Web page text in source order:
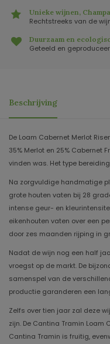
Unieke wijnen,
Rechtstreeks van de
Duurzaam en
Geteeld en
Beschrijving
De Loam Cabernet Merlot
35% Merlot en 25% Cabernet
vinden was. Het type
Na zorgvuldige handmatige
grote houten vaten bij 28
intense geur- en
eikenhouten vaten over een
door zes maanden rijping in
Nadat de wijn nog een half
vroegst op de markt. De
samenspel van de
productie garanderen een
Zelfs over tien jaar zal deze
zijn. De Cantina Tramin Loam
Cantina Tramin is fruitig,